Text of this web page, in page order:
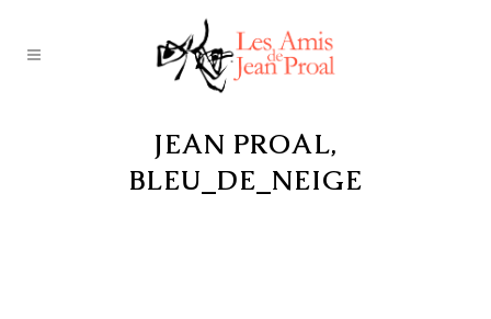
JEAN PROAL,
BLEU_DE_NEIGE